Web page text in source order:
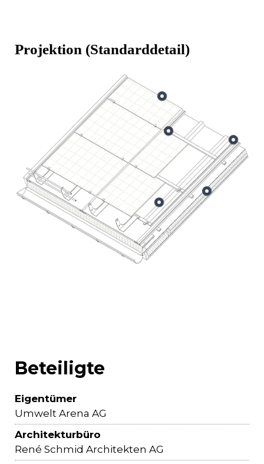
Projektion (Standarddetail)
Beteiligte
Eigentümer
Umwelt Arena AG
Architekturbüro
René Schmid Architekten AG